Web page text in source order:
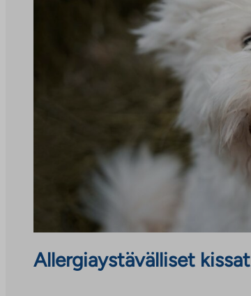
Allergiaystävälliset kissat